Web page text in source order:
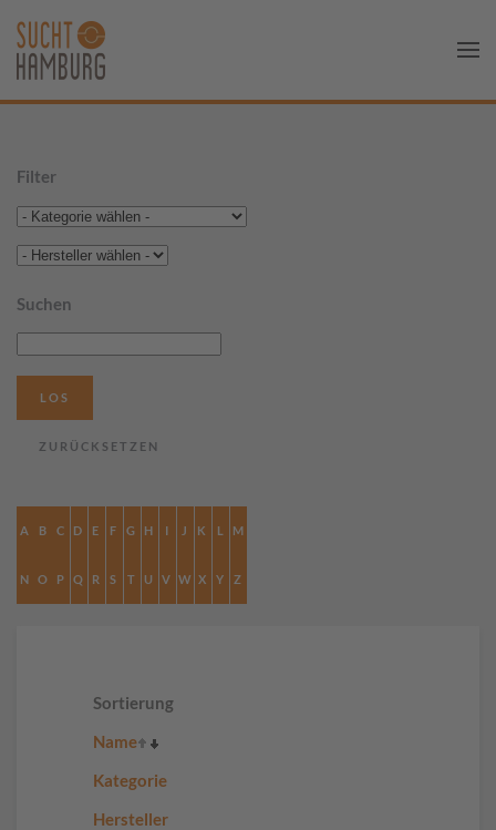
Filter
Suchen
A B C D E F G H I J K L M
N O P Q R S T U V W X Y Z
Sortierung
Name
Kategorie
Hersteller